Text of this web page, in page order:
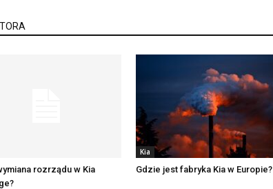
rozrządu w Kia
Kia
Gdzie jest fabryka Kia w Europie?